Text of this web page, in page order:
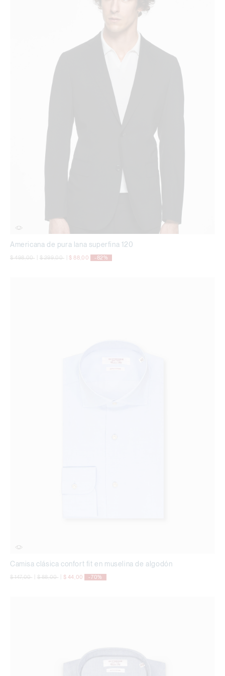
Americana de pura lana superfina 120
precio rebajado desde
$ 498,00a precio rebajado desde
$ 299,00a $ 88,00 -82%
Camisa clásica confort fit en muselina de algodón
precio rebajado desde
$ 147,00a precio rebajado desde
$ 88,00a $ 44,00 -70%